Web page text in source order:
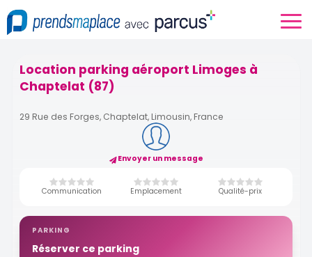
Location parking aéroport Limoges à
Chaptelat (87)
29 Rue des Forges, Chaptelat, Limousin, France
Envoyer un message
Communication Emplacement Qualité-prix
PARKING
Réserver ce parking